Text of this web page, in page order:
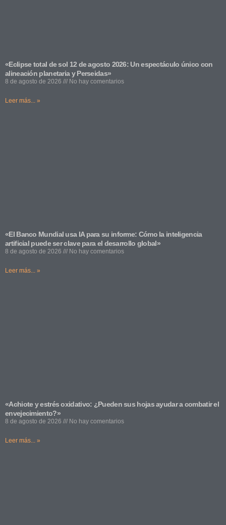
«Eclipse total de sol 12 de agosto 2026: Un espectáculo único con
alineación planetaria y Perseidas»
8 de agosto de 2026 No hay comentarios
Leer más... »
«El Banco Mundial usa IA para su informe: Cómo la inteligencia
artificial puede ser clave para el desarrollo global»
8 de agosto de 2026 No hay comentarios
Leer más... »
«Achiote y estrés oxidativo: ¿Pueden sus hojas ayudar a combatir el
envejecimiento?»
8 de agosto de 2026 No hay comentarios
Leer más... »